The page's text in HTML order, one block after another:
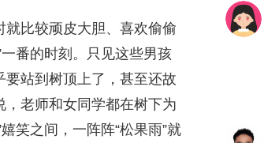
比较顽皮大胆、喜欢偷偷
番的时刻。只见这些男孩
站到树顶上了，甚至还故
老师和女同学都在树下为
笑之间，一阵阵“松果雨”就